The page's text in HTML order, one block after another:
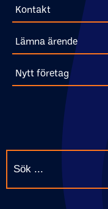
Kontakt
Lämna ärende
Nytt företag